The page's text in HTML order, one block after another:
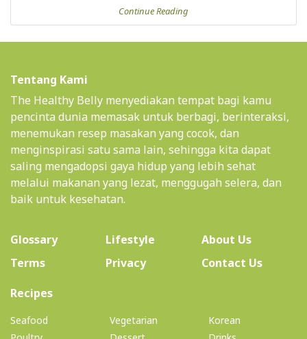
Continue Reading
Tentang Kami
The Healthy Belly menyediakan tempat bagi kamu
pencinta dunia memasak untuk berbagi, berinteraksi,
menemukan resep masakan yang cocok, dan
menginspirasi satu sama lain, sehingga kita dapat
saling mengadopsi gaya hidup yang lebih sehat
melalui makanan yang lezat, menggugah selera, dan
baik untuk kesehatan.
Glossary Lifestyle About Us(current)
Terms
Privacy
Contact Us
Recipes(current)
Seafood
Vegetarian
Korean